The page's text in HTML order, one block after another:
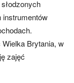
instrumentów
Brytania, w
zajęć